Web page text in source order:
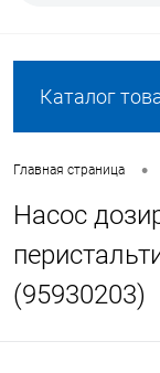
Каталог
Главная страница •
Насос
(95930203)